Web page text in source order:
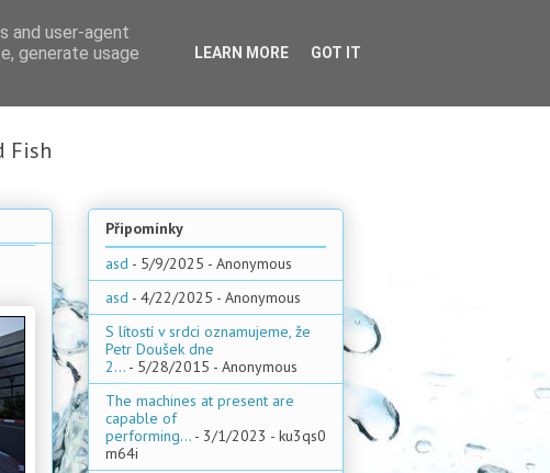
Fish
Připomínky
asd - 5/9/2025 - Anonymous
asd - 4/22/2025 - Anonymous
S lítostí v srdci oznamujeme, že
Petr Doušek dne
2... - 5/28/2015 - Anonymous
The machines at present are
capable of
performing... - 3/1/2023 - ku3qs0
m64i
and user-agent
generate usage
LEARN MORE GOT IT